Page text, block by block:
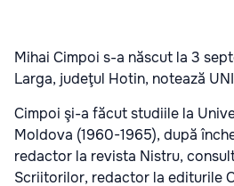
Mihai Cimpoi s-a născut la 3
Larga, judeţul Hotin, notează
Cimpoi şi-a făcut studiile la
Moldova (1960-1965), după
redactor la revista Nistru,
Scriitorilor, redactor la editurile